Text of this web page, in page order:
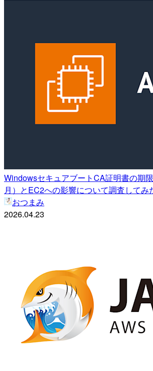
WindowsセキュアブートCA証明書の期
月）とEC2への影響について調査してみ
おつまみ
2026.04.23